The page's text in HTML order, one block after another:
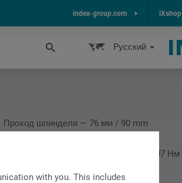
with you. This includes
index-group.com iXshop
Pусский
Проход шпинделя — 76 мм / 90 mm
Максимальный крутящий момент — 207 Нм